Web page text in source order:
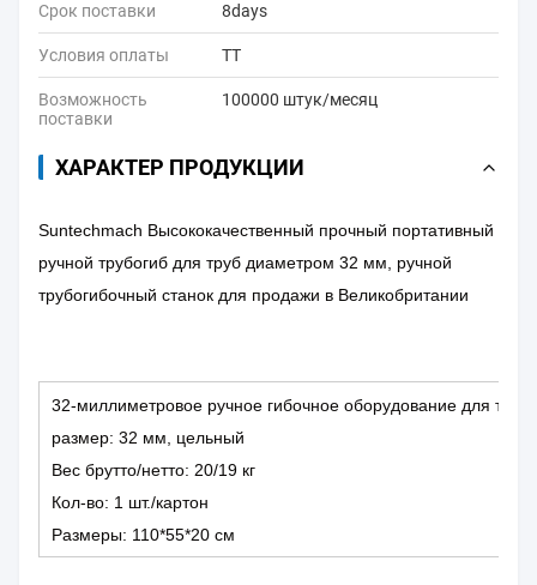
Срок поставки 8days
Условия оплаты ТТ
Возможность
поставки
100000 штук/месяц
ХАРАКТЕР ПРОДУКЦИИ
Suntechmach Высококачественный прочный портативный
ручной трубогиб для труб диаметром 32 мм, ручной
трубогибочный станок для продажи в Великобритании
32-миллиметровое ручное гибочное оборудование для труб
размер: 32 мм, цельный
Вес брутто/нетто: 20/19 кг
Кол-во: 1 шт./картон
Размеры: 110*55*20 см